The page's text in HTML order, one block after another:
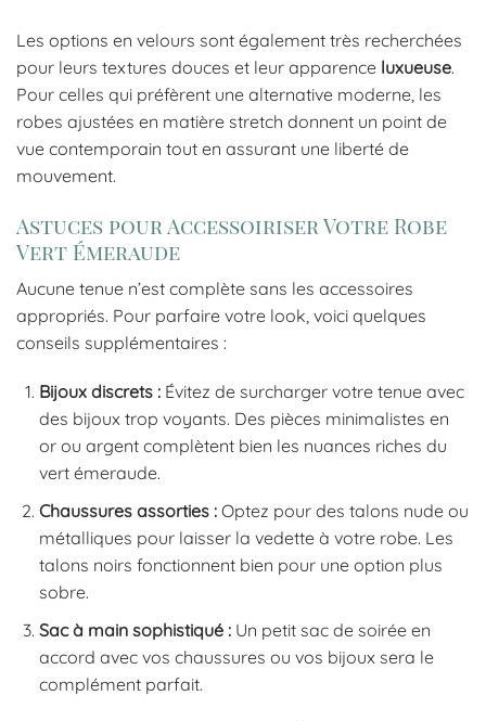
Les options en velours sont également très recherchées
pour leurs textures douces et leur apparence luxueuse.
Pour celles qui préfèrent une alternative moderne, les
robes ajustées en matière stretch donnent un point de
vue contemporain tout en assurant une liberté de
mouvement.
Astuces pour Accessoiriser Votre Robe
Vert Émeraude
Aucune tenue n’est complète sans les accessoires
appropriés. Pour parfaire votre look, voici quelques
conseils supplémentaires :
Bijoux discrets :Évitez de surcharger votre tenue avec
des bijoux trop voyants. Des pièces minimalistes en
or ou argent complètent bien les nuances riches du
vert émeraude.
Chaussures assorties :Optez pour des talons nude ou
métalliques pour laisser la vedette à votre robe. Les
talons noirs fonctionnent bien pour une option plus
sobre.
Sac à main sophistiqué :Un petit sac de soirée en
accord avec vos chaussures ou vos bijoux sera le
complément parfait.